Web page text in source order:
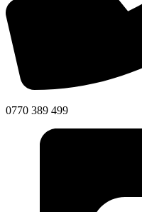
0770 389 499